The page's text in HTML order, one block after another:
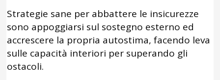
Strategie sane per abbattere le insicurezze
sono appoggiarsi sul sostegno esterno ed
accrescere la propria autostima, facendo leva
sulle capacità interiori per superando gli
ostacoli.